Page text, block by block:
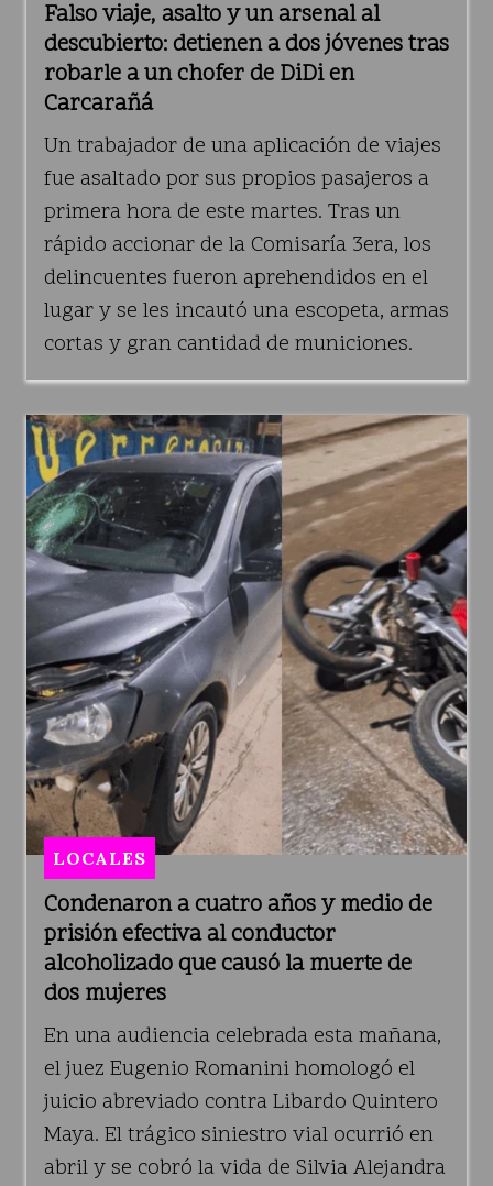
Falso viaje, asalto y un arsenal al
descubierto: detienen a dos jóvenes tras
robarle a un chofer de DiDi en
Carcarañá
Un trabajador de una aplicación de viajes
fue asaltado por sus propios pasajeros a
primera hora de este martes. Tras un
rápido accionar de la Comisaría 3era, los
delincuentes fueron aprehendidos en el
lugar y se les incautó una escopeta, armas
cortas y gran cantidad de municiones.
Condenaron a cuatro años y medio de
prisión efectiva al conductor
alcoholizado que causó la muerte de
dos mujeres
LOCALES
En una audiencia celebrada esta mañana,
el juez Eugenio Romanini homologó el
juicio abreviado contra Libardo Quintero
Maya. El trágico siniestro vial ocurrió en
abril y se cobró la vida de Silvia Alejandra